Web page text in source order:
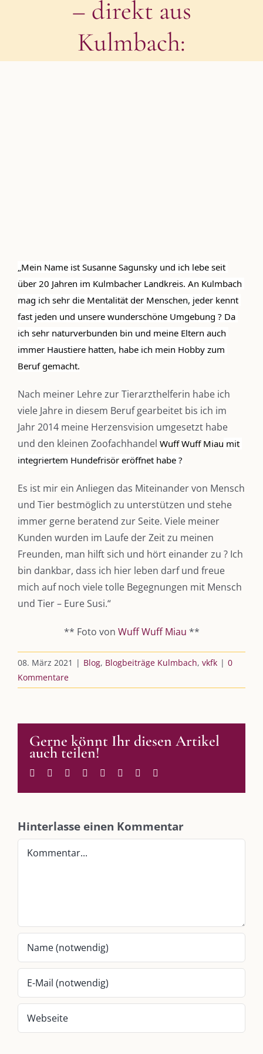
– direkt aus
Kulmbach:
„Mein Name ist Susanne Sagunsky und ich lebe seit
über 20 Jahren im Kulmbacher Landkreis. An Kulmbach
mag ich sehr die Mentalität der Menschen, jeder kennt
fast jeden und unsere wunderschöne Umgebung ? Da
ich sehr naturverbunden bin und meine Eltern auch
immer Haustiere hatten, habe ich mein Hobby zum
Beruf gemacht.
Nach meiner Lehre zur Tierarzthelferin habe ich
viele Jahre in diesem Beruf gearbeitet bis ich im
Jahr 2014 meine Herzensvision umgesetzt habe
und den kleinen Zoofachhandel Wuff Wuff Miau mit
integriertem Hundefrisör eröffnet habe ?
Es ist mir ein Anliegen das Miteinander von Mensch
und Tier bestmöglich zu unterstützen und stehe
immer gerne beratend zur Seite. Viele meiner
Kunden wurden im Laufe der Zeit zu meinen
Freunden, man hilft sich und hört einander zu ? Ich
bin dankbar, dass ich hier leben darf und freue
mich auf noch viele tolle Begegnungen mit Mensch
und Tier – Eure Susi.“
** Foto von Wuff Wuff Miau **
08. März 2021 | Blog, Blogbeiträge Kulmbach, vkfk | 0
Kommentare
Gerne könnt Ihr diesen Artikel
auch teilen!
Facebook
TwitterReddit LinkedInWhatsApp
TumblrPinterest
Hinterlasse einen Kommentar
Kommentar
DIE KULMBLOGGERA
Kulmbloggera
Podcast
Kooperationen
Leistungen – Buchungen
Immer die passende Geschenkidee – für jeden Anlass
Im Dialog mit – Jana Florence
Im Dialog mit – Nicole Putschky-Kaiser
Am einfachsten bin ich per Mail und über WhatsApp zu erreichen.
Whatsapp:0151-21182972
„Unser Kulmbach e. V.“– Der Händlerzusammenschluss der Stadt
„Stadt Kulmbach“– Offizielles Portal unserer Heimat
Lebenslust Akademie Kulmbach